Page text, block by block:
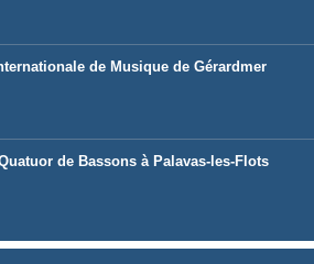
de Musique de Gérardmer
de Bassons à Palavas-les-Flots